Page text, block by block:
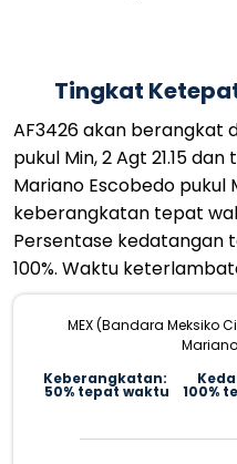
Tingkat
AF3426 akan berangkat
pukul Min, 2 Agt 21.15
Mariano Escobedo pukul
keberangkatan tepat
Persentase kedatangan
100%. Waktu
MEX (Bandara Meksiko
Keberangkatan:
50% tepat waktu 100%